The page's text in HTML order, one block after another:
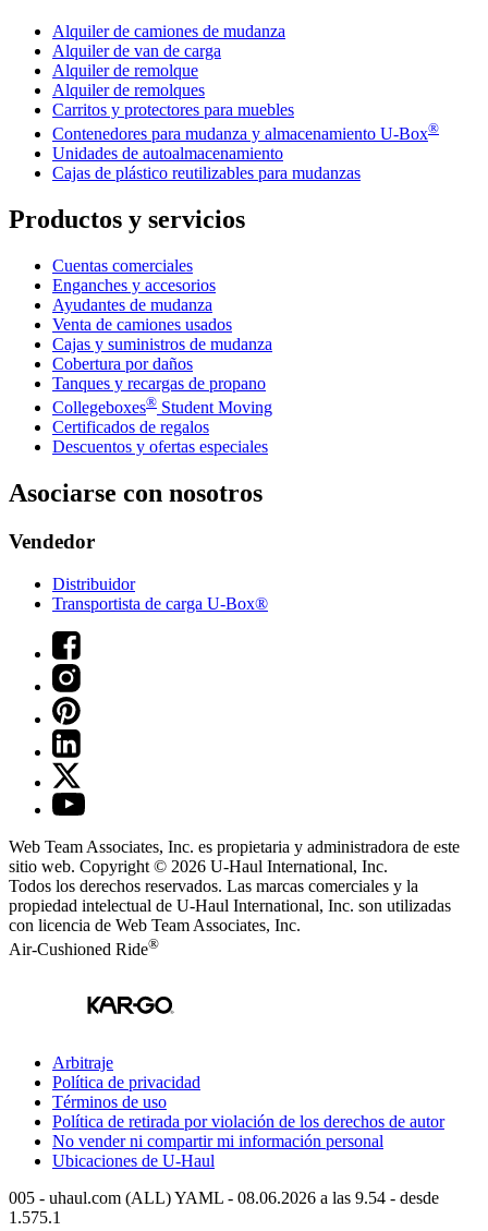
Alquiler de camiones de mudanza
Alquiler de van de carga
Alquiler de remolque
Alquiler de remolques
Carritos y protectores para muebles
Contenedores para mudanza y almacenamiento U-Box®
Unidades de autoalmacenamiento
Cajas de plástico reutilizables para mudanzas
Productos y servicios
Cuentas comerciales
Enganches y accesorios
Ayudantes de mudanza
Venta de camiones usados
Cajas y suministros de mudanza
Cobertura por daños
Tanques y recargas de propano
Collegeboxes® Student Moving
Certificados de regalos
Descuentos y ofertas especiales
Asociarse con nosotros
Vendedor
Distribuidor
Transportista de carga U-Box®
Web Team Associates, Inc. es propietaria y administradora de este
sitio web. Copyright © 2026 U-Haul International, Inc.
Todos los derechos reservados. Las marcas comerciales y la
propiedad intelectual de U-Haul International, Inc. son utilizadas
con licencia de Web Team Associates, Inc.
Air-Cushioned Ride®
Arbitraje
Política de privacidad
Términos de uso
Política de retirada por violación de los derechos de autor
No vender ni compartir mi información personal
Ubicaciones de U-Haul
005 - uhaul.com (ALL) YAML - 08.06.2026 a las 9.54 - desde
1.575.1